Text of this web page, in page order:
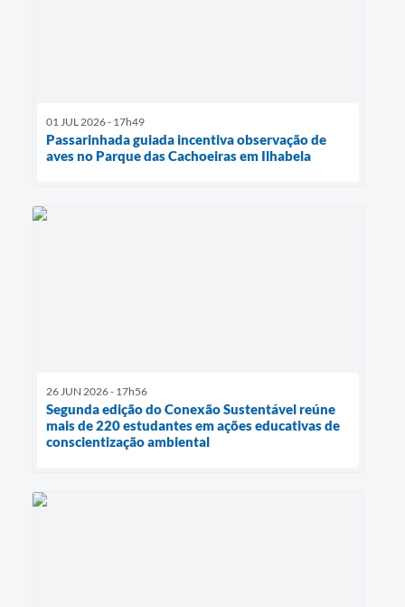
01 JUL 2026 - 17h49
Passarinhada guiada incentiva observação de
aves no Parque das Cachoeiras em Ilhabela
26 JUN 2026 - 17h56
Segunda edição do Conexão Sustentável reúne
mais de 220 estudantes em ações educativas de
conscientização ambiental